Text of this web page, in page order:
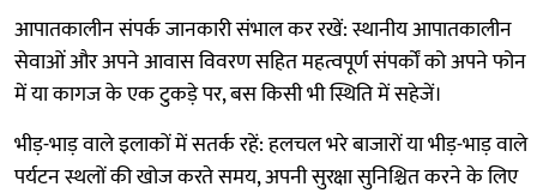
आपातकालीन संपर्क जानकारी संभाल कर रखें: स्थानीय आपातकालीन
सेवाओं और अपने आवास विवरण सहित महत्वपूर्ण संपर्कों को अपने फोन
में या कागज के एक टुकड़े पर, बस किसी भी स्थिति में सहेजें।
भीड़-भाड़ वाले इलाकों में सतर्क रहें: हलचल भरे बाजारों या भीड़-भाड़ वाले
पर्यटन स्थलों की खोज करते समय, अपनी सुरक्षा सुनिश्चित करने के लिए